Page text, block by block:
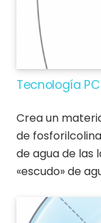
Tecnología PC
Crea un
de
de agua de las
«escudo» de